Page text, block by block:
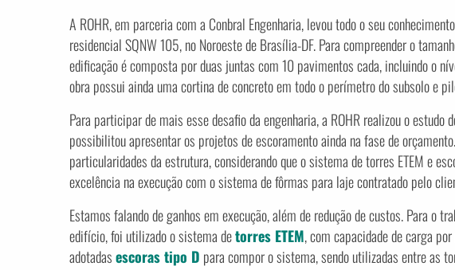
A ROHR, em parceria com a Conbral Engenharia, levou todo o seu
residencial SQNW 105, no Noroeste de Brasília-DF. Para compreender o
edificação é composta por duas juntas com 10 pavimentos cada, incluindo o
obra possui ainda uma cortina de concreto em todo o perímetro do subsolo e
Para participar de mais esse desafio da engenharia, a ROHR realizou o estudo
possibilitou apresentar os projetos de escoramento ainda na fase de
particularidades da estrutura, considerando que o sistema de torres ETEM e
excelência na execução com o sistema de fôrmas para laje contratado pelo
Estamos falando de ganhos em execução, além de redução de custos. Para o
edifício, foi utilizado o sistema detorres ETEM, com capacidade de carga
adotadasescoras tipo D para compor o sistema, sendo utilizadas entre as